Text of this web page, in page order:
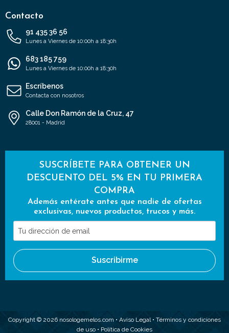
Contacto
91 435 36 56
Lunes a Viernes de 10:00h a 18:30h
683 185 759
Lunes a Viernes de 10:00h a 18:30h
Escríbenos
Contacta con nosotros
Calle Don Ramón de la Cruz, 47
28001 - Madrid
SUSCRÍBETE PARA OBTENER UN
DESCUENTO DEL 5% EN TU PRIMERA
COMPRA
Además entérate antes que nadie de ofertas
exclusivas, nuevos productos, trucos y más.
Tu
dirección
de
email
Suscribirme
Copyright © 2026 nosologemelos.com • Aviso Legal• Términos y condiciones
de uso • Política de Cookies